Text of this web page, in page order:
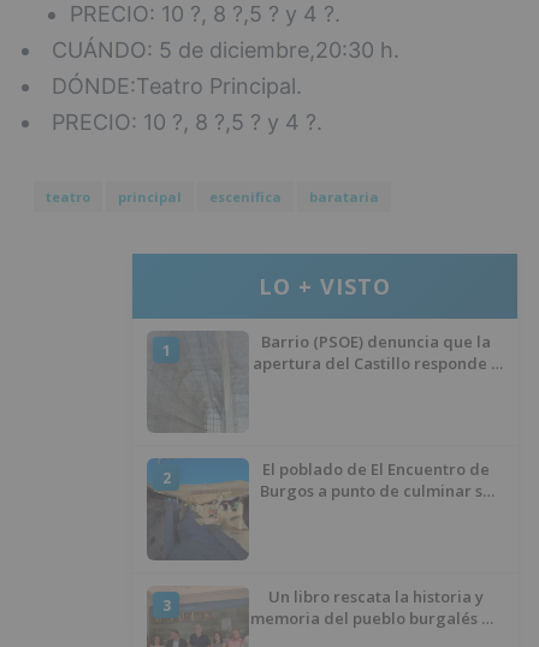
PRECIO: 10 ?, 8 ?,5 ? y 4 ?.
CUÁNDO: 5 de diciembre,20:30 h.
DÓNDE:Teatro Principal.
PRECIO: 10 ?, 8 ?,5 ? y 4 ?.
teatro principal escenifica barataria
LO + VISTO
1
Barrio (PSOE) denuncia que la
apertura del Castillo responde a
2
El poblado de El Encuentro de
Burgos a punto de culminar su
3
Un libro rescata la historia y
memoria del pueblo burgalés de